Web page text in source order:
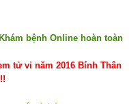
Khám bệnh Online hoàn toàn
tử vi năm 2016 Bính Thân